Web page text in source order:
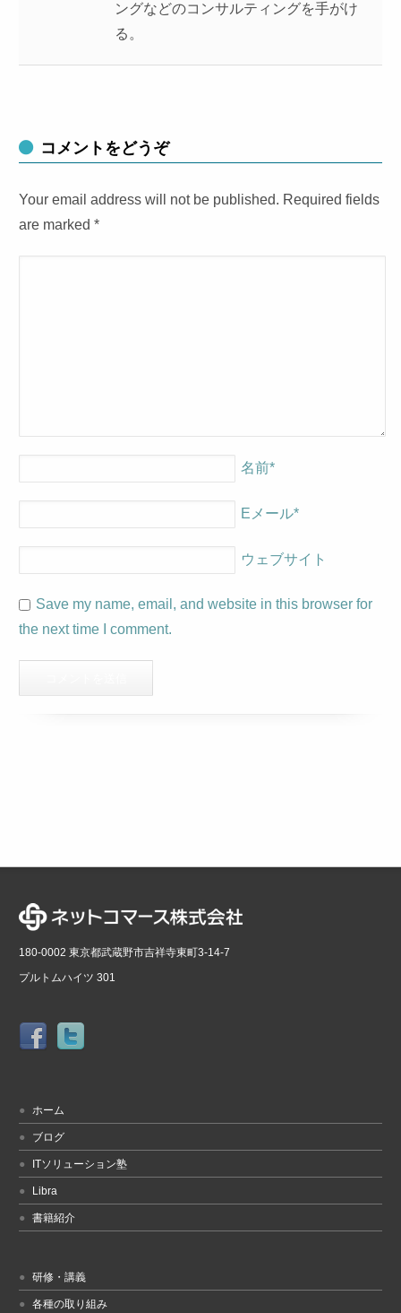
ングなどのコンサルティングを手がけ
る。
コメントをどうぞ
Your email address will not be published. Required fields
are marked*
名前*
Eメール*
ウェブサイト
Save my name, email, and website in this browser for
the next time I comment.
180-0002 東京都武蔵野市吉祥寺東町3-14-7
プルトムハイツ 301
ホーム
ブログ
ITソリューション塾
Libra
書籍紹介
研修・講義
各種の取り組み